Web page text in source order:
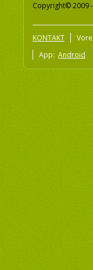
Copyright© 2009
KONTAKT
App: Android